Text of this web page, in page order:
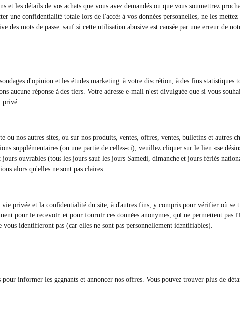
les détails de vos achats que vous avez demandés ou que vous soumettrez
une confidentialité totale lors de l'accès à vos données personnelles, ne les
des mots de passe, sauf si cette utilisation abusive est causée par une erreur de
d'opinion et les études marketing, à votre discrétion, à des fins
aucune réponse à des tiers. Votre adresse e-mail n'est divulguée que si vous
privé.
ou nos autres sites, ou sur nos produits, ventes, offres, ventes, bulletins et autres
supplémentaires (ou une partie de celles-ci), veuillez cliquer sur le lien «se
jours ouvrables (tous les jours sauf les jours Samedi, dimanche et jours fériés
alors qu'elles ne sont pas claires.
vie privée et la confidentialité du site, à d'autres fins, y compris pour vérifier où se
pour le recevoir, et pour fournir ces données anonymes, qui ne permettent
vous identifieront pas (car elles ne sont pas personnellement identifiables).
informer les gagnants et annoncer nos offres. Vous pouvez trouver plus de